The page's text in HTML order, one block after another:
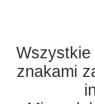
znakami